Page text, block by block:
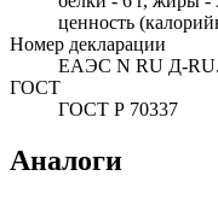
ценность
Номер декларации
ЕАЭС N RU Д-
ГОСТ
ГОСТ Р 70337
Аналоги